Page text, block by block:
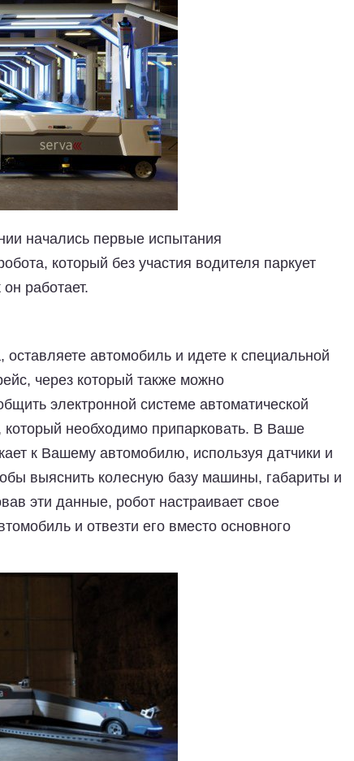
начались первые испытания
который без участия водителя паркует
работает.
автомобиль и идете к специальной
через который также можно
электронной системе автоматической
необходимо припарковать. В Ваше
к Вашему автомобилю, используя датчики и
выяснить колесную базу машины, габариты и
эти данные, робот настраивает свое
и отвезти его вместо основного